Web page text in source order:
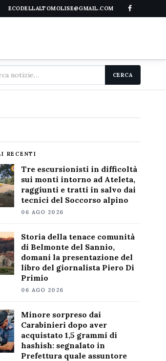
ECODELLALTOMOLISE@GMAIL.COM
CERCA
RECENTI
Tre escursionisti in difficoltà
sui monti intorno ad Ateleta,
raggiunti e tratti in salvo dai
tecnici del Soccorso alpino
06 AGO 2026
Storia della tenace comunità
di Belmonte del Sannio,
domani la presentazione del
libro del giornalista Piero Di
Primio
06 AGO 2026
Minore sorpreso dai
Carabinieri dopo aver
acquistato 1,5 grammi di
hashish: segnalato in
Prefettura quale assuntore